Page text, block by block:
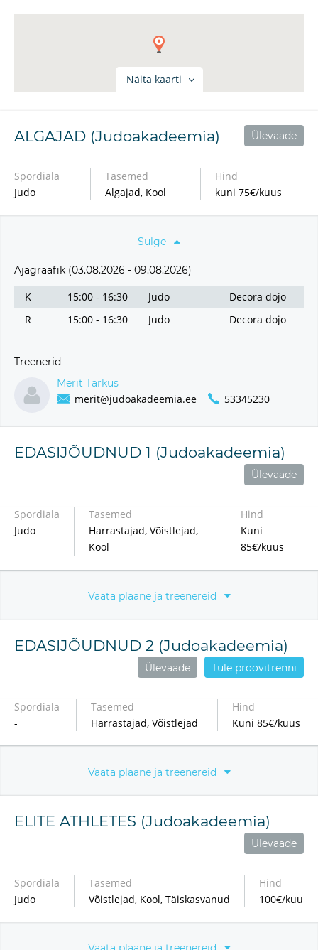
Näita kaarti
ALGAJAD (Judoakadeemia) Ülevaade
Spordiala
Judo
Tasemed
Algajad, Kool
Hind
kuni 75€/kuus
Sulge
Ajagraafik (03.08.2026 - 09.08.2026)
K 15:00 - 16:30 Judo
Decora dojo
R
15:00 - 16:30 Judo Decora dojo
Treenerid
Merit Tarkus
merit@judoakadeemia.ee 53345230
EDASIJÕUDNUD 1 (Judoakadeemia)
Ülevaade
Spordiala
Judo
Tasemed
Harrastajad, Võistlejad,
Kool
Hind
Kuni
85€/kuus
Vaata plaane ja treenereid
EDASIJÕUDNUD 2 (Judoakadeemia)
Tule proovitrenni
Ülevaade
Spordiala
-
Tasemed
Harrastajad, Võistlejad
Hind
Kuni 85€/kuus
Vaata plaane ja treenereid
ELITE ATHLETES (Judoakadeemia)
Ülevaade
Spordiala
Judo
Tasemed
Võistlejad, Kool, Täiskasvanud
Hind
100€/kuu